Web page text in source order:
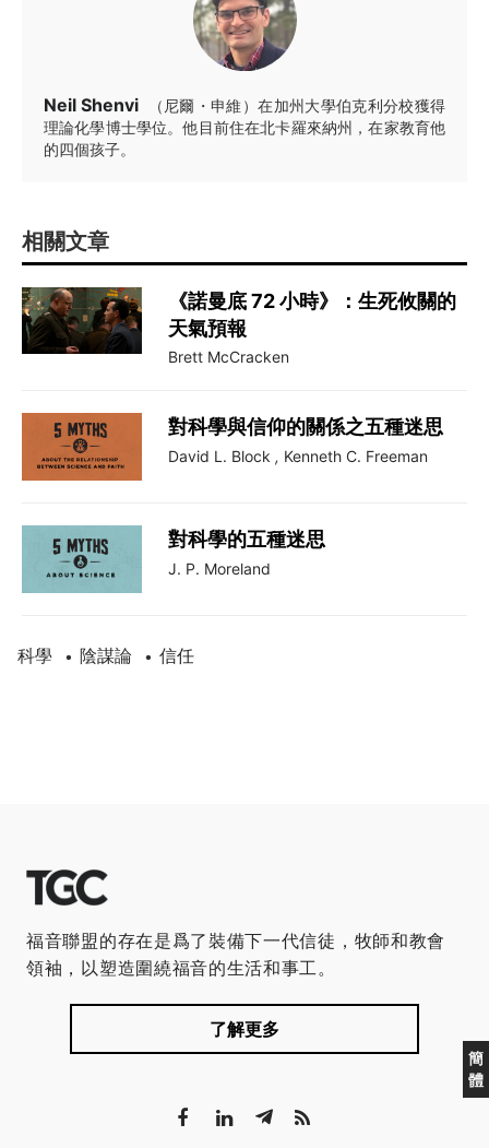
Neil Shenvi
（尼爾・申維）在加州大學伯克利分校獲得
理論化學博士學位。他目前住在北卡羅來納州，在家教育他
的四個孩子。
相關文章
《諾曼底 72 小時》：生死攸關的
天氣預報
Brett McCracken
對科學與信仰的關係之五種迷思
David L. Block , Kenneth C. Freeman
對科學的五種迷思
J. P. Moreland
科學 • 陰謀論 • 信任
簡
體
福音聯盟的存在是爲了裝備下一代信徒，牧師和教會
領袖，以塑造圍繞福音的生活和事工。
了解更多